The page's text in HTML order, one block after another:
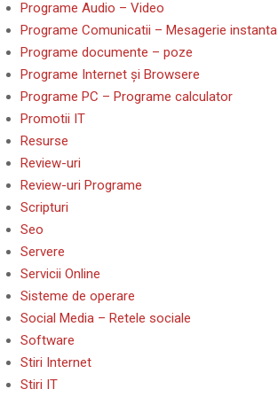
Programe Audio – Video
Programe Comunicatii – Mesagerie instanta
Programe documente – poze
Programe Internet și Browsere
Programe PC – Programe calculator
Promotii IT
Resurse
Review-uri
Review-uri Programe
Scripturi
Seo
Servere
Servicii Online
Sisteme de operare
Social Media – Retele sociale
Software
Stiri Internet
Stiri IT